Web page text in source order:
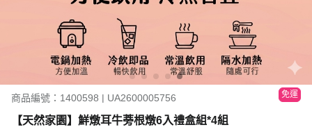
商品編號：1400598 | UA2600005756 免運
【天然家園】鮮燉耳牛蒡根燉6入禮盒組*4組